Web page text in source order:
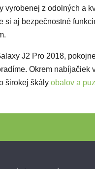
vyrobenej z odolných a
aj bezpečnostné
J2 Pro 2018,
Okrem nabíjačiek
širokej škály obalov a